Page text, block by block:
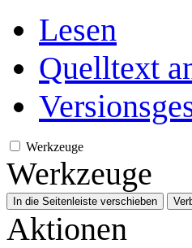
Lesen
Quelltext
Werkzeuge
Werkzeuge
In die Seitenleiste verschieben
Aktionen